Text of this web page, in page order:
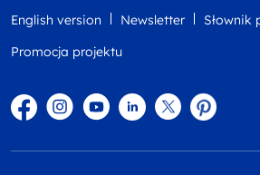
English version Newsletter
Słownik
Promocja projektu
FacebookInstagram
YouTubeLinkedintwitter